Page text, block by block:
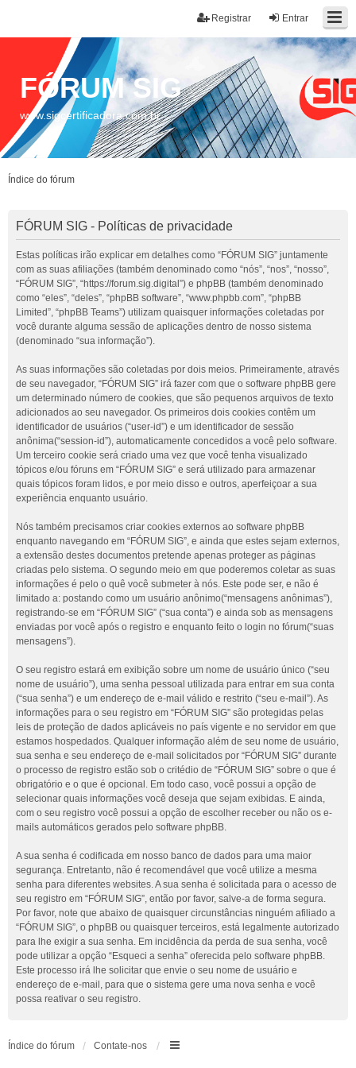
Entrar
Registrar
FÓRUM SIG
www.sigcertificadora.com.br
Índice do fórum
FÓRUM SIG - Políticas de privacidade
Estas políticas irão explicar em detalhes como “FÓRUM SIG” juntamente
com as suas afiliações (também denominado como “nós”, “nos”, “nosso”,
“FÓRUM SIG”, “https://forum.sig.digital”) e phpBB (também denominado
como “eles”, “deles”, “phpBB software”, “www.phpbb.com”, “phpBB
Limited”, “phpBB Teams”) utilizam quaisquer informações coletadas por
você durante alguma sessão de aplicações dentro de nosso sistema
(denominado “sua informação”).
As suas informações são coletadas por dois meios. Primeiramente, através
de seu navegador, “FÓRUM SIG” irá fazer com que o software phpBB gere
um determinado número de cookies, que são pequenos arquivos de texto
adicionados ao seu navegador. Os primeiros dois cookies contêm um
identificador de usuários (“user-id”) e um identificador de sessão
anônima(“session-id”), automaticamente concedidos a você pelo software.
Um terceiro cookie será criado uma vez que você tenha visualizado
tópicos e/ou fóruns em “FÓRUM SIG” e será utilizado para armazenar
quais tópicos foram lidos, e por meio disso e outros, aperfeiçoar a sua
experiência enquanto usuário.
Nós também precisamos criar cookies externos ao software phpBB
enquanto navegando em “FÓRUM SIG”, e ainda que estes sejam externos,
a extensão destes documentos pretende apenas proteger as páginas
criadas pelo sistema. O segundo meio em que poderemos coletar as suas
informações é pelo o quê você submeter à nós. Este pode ser, e não é
limitado a: postando como um usuário anônimo(“mensagens anônimas”),
registrando-se em “FÓRUM SIG” (“sua conta”) e ainda sob as mensagens
enviadas por você após o registro e enquanto feito o login no fórum(“suas
mensagens”).
O seu registro estará em exibição sobre um nome de usuário único (“seu
nome de usuário”), uma senha pessoal utilizada para entrar em sua conta
(“sua senha”) e um endereço de e-mail válido e restrito (“seu e-mail”). As
informações para o seu registro em “FÓRUM SIG” são protegidas pelas
leis de proteção de dados aplicáveis no país vigente e no servidor em que
estamos hospedados. Qualquer informação além de seu nome de usuário,
sua senha e seu endereço de e-mail solicitados por “FÓRUM SIG” durante
o processo de registro estão sob o critédio de “FÓRUM SIG” sobre o que é
obrigatório e o que é opcional. Em todo caso, você possui a opção de
selecionar quais informações você deseja que sejam exibidas. E ainda,
com o seu registro você possui a opção de escolher receber ou não os e-
mails automáticos gerados pelo software phpBB.
A sua senha é codificada em nosso banco de dados para uma maior
segurança. Entretanto, não é recomendável que você utilize a mesma
senha para diferentes websites. A sua senha é solicitada para o acesso de
seu registro em “FÓRUM SIG”, então por favor, salve-a de forma segura.
Por favor, note que abaixo de quaisquer circunstâncias ninguém afiliado a
“FÓRUM SIG”, o phpBB ou quaisquer terceiros, está legalmente autorizado
para lhe exigir a sua senha. Em incidência da perda de sua senha, você
pode utilizar a opção “Esqueci a senha” oferecida pelo software phpBB.
Este processo irá lhe solicitar que envie o seu nome de usuário e
endereço de e-mail, para que o sistema gere uma nova senha e você
possa reativar o seu registro.
Índice do fórum Contate-nos